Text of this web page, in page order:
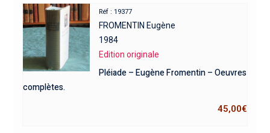
Réf : 19377
FROMENTIN Eugène
1984
Edition originale
Pléiade – Eugène Fromentin – Oeuvres
complètes.
45,00€